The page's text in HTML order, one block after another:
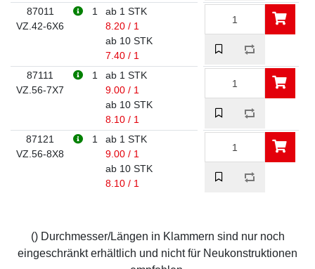
87011
VZ.42-6X6
1
ab 1 STK
8.20 / 1
ab 10 STK
7.40 / 1
87111
VZ.56-7X7
1
ab 1 STK
9.00 / 1
ab 10 STK
8.10 / 1
87121
VZ.56-8X8
1
ab 1 STK
9.00 / 1
ab 10 STK
8.10 / 1
() Durchmesser/Längen in Klammern sind nur noch
eingeschränkt erhältlich und nicht für Neukonstruktionen